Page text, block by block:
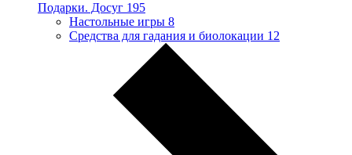
Подарки. Досуг 195
Настольные игры 8
Средства для гадания и биолокации 12